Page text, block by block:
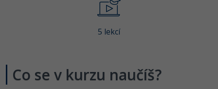
Umělá inteligence
Front-end developer
Vývojář mobilních aplikací
C# Game developer
PHP -80%
5 lekcí
Co se v kurzu naučíš?